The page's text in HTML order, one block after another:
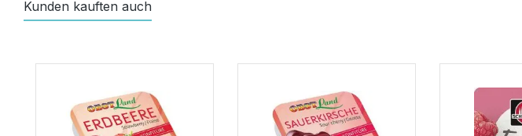
Kunden kauften auch